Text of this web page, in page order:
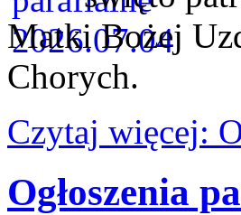
Matki Bożej
Chorych.
Czytaj więcej:
Ogłoszenia